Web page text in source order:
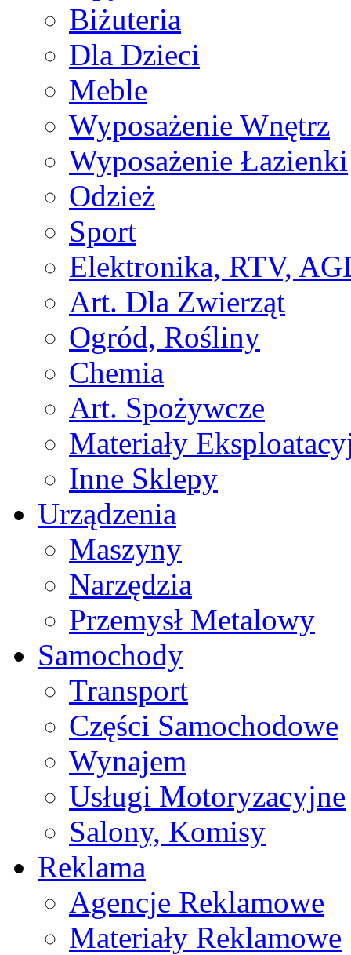
Biżuteria
Dla Dzieci
Meble
Wyposażenie Wnętrz
Wyposażenie Łazienki
Odzież
Sport
Elektronika, RTV,
Art. Dla Zwierząt
Ogród, Rośliny
Chemia
Art. Spożywcze
Materiały
Inne Sklepy
Urządzenia
Maszyny
Narzędzia
Przemysł Metalowy
Samochody
Transport
Części Samochodowe
Wynajem
Usługi Motoryzacyjne
Salony, Komisy
Reklama
Agencje Reklamowe
Materiały Reklamowe